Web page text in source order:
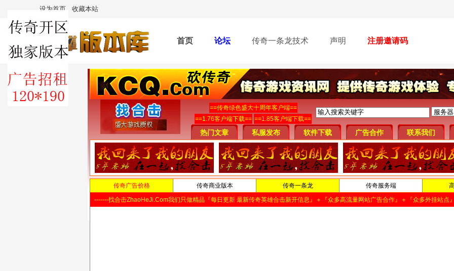
设为首页 收藏本站
首页 论坛 传奇一条龙技术 声明 注册邀请码